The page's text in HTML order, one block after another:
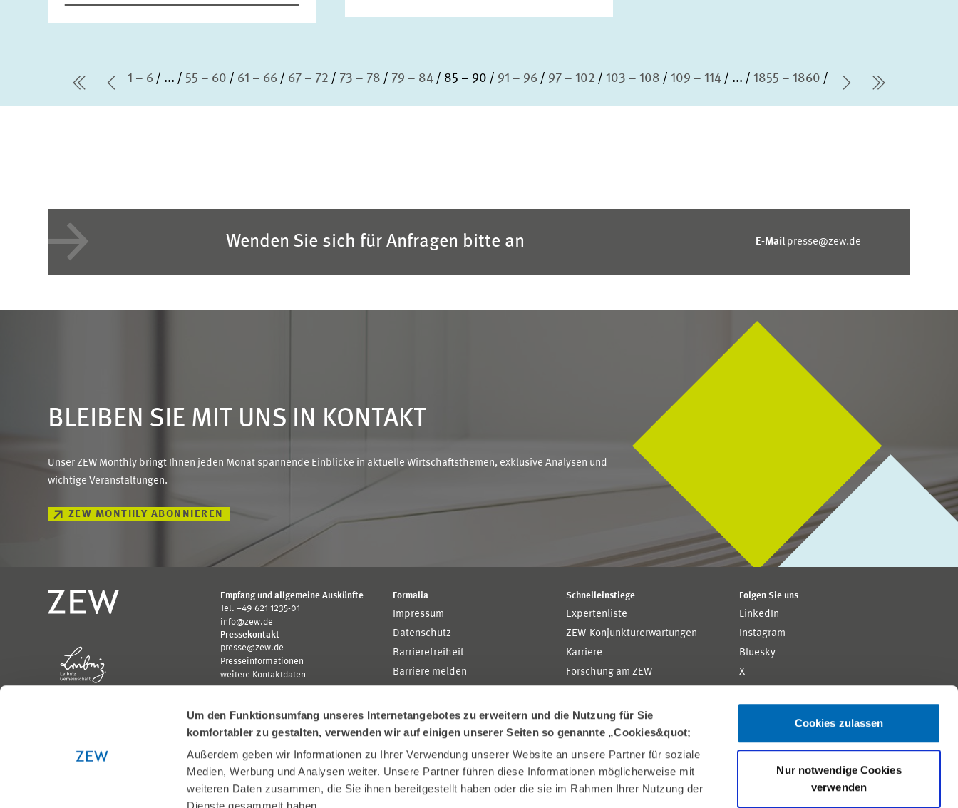
Um den Funktionsumfang unseres Internetangebotes zu erweitern und die Nutzung für Sie
komfortabler zu gestalten, verwenden wir auf einigen unserer Seiten so genannte „Cookies&quot;
Außerdem geben wir Informationen zu Ihrer Verwendung unserer Website an unsere Partner für soziale
Medien, Werbung und Analysen weiter. Unsere Partner führen diese Informationen möglicherweise mit
weiteren Daten zusammen, die Sie ihnen bereitgestellt haben oder die sie im Rahmen Ihrer Nutzung der
Cookies zulassen
Nur notwendige Cookies
verwenden
erste Seite
Vorherige Seite
1 – 6 ... 55 – 60 61 – 66 67 – 72 73 – 78 79 – 84 85 – 90 91 – 96 97 – 102 103 – 108 109 – 114 ... 1855 – 1860
Nächste Seite
letzte
Wenden Sie sich für Anfragen bitte an E-Mail presse@zew.de
BLEIBEN SIE MIT UNS IN KONTAKT
Unser ZEW Monthly bringt Ihnen jeden Monat spannende Einblicke in aktuelle Wirtschaftsthemen, exklusive Analysen und
wichtige Veranstaltungen.
ZEW MONTHLY ABONNIEREN
Empfang und allgemeine Auskünfte
Tel. +49 621 1235-01
info@zew.de
Pressekontakt
presse@zew.de
Presseinformationen
weitere Kontaktdaten
Formalia
Impressum
Datenschutz
Barrierefreiheit
Barriere melden
Schnelleinstiege
Expertenliste
ZEW-Konjunkturerwartungen
Karriere
Forschung am ZEW
MannheimTaxation
Folgen Sie uns
LinkedIn
Instagram
Bluesky
X
Gefördert von:
Ministerium